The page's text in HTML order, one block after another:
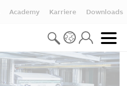
Academy Karriere Downloads